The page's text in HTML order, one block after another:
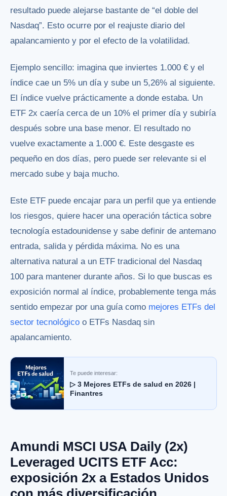
resultado puede alejarse bastante de “el doble del
Nasdaq”. Esto ocurre por el reajuste diario del
apalancamiento y por el efecto de la volatilidad.
Ejemplo sencillo: imagina que inviertes 1.000 € y el
índice cae un 5% un día y sube un 5,26% al siguiente.
El índice vuelve prácticamente a donde estaba. Un
ETF 2x caería cerca de un 10% el primer día y subiría
después sobre una base menor. El resultado no
vuelve exactamente a 1.000 €. Este desgaste es
pequeño en dos días, pero puede ser relevante si el
mercado sube y baja mucho.
Este ETF puede encajar para un perfil que ya entiende
los riesgos, quiere hacer una operación táctica sobre
tecnología estadounidense y sabe definir de antemano
entrada, salida y pérdida máxima. No es una
alternativa natural a un ETF tradicional del Nasdaq
100 para mantener durante años. Si lo que buscas es
exposición normal al índice, probablemente tenga más
sentido empezar por una guía como mejores ETFs del
sector tecnológico o ETFs Nasdaq sin
apalancamiento.
Te puede interesar:
▷ 3 Mejores ETFs de salud en 2026 |
Finantres
Amundi MSCI USA Daily (2x)
Leveraged UCITS ETF Acc:
exposición 2x a Estados Unidos